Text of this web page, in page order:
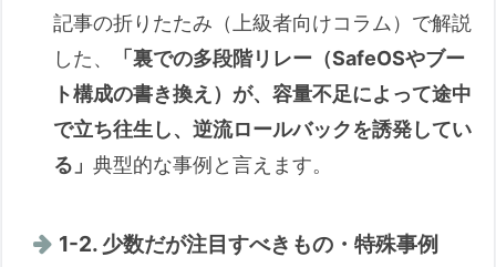
記事の折りたたみ（上級者向けコラム）で解説
した、
「裏での多段階リレー（SafeOSやブー
ト構成の書き換え）が、容量不足によって途中
で立ち往生し、逆流ロールバックを誘発してい
る」 典型的な事例と言えます。
1-2. 少数だが注目すべきもの・特殊事例